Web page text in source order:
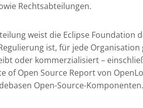
Rechtsabteilungen.
weist die Eclipse Foundation
ist, für jede
oder kommerzialisiert –
of Open Source Report von
Open-Source-Komponenten.